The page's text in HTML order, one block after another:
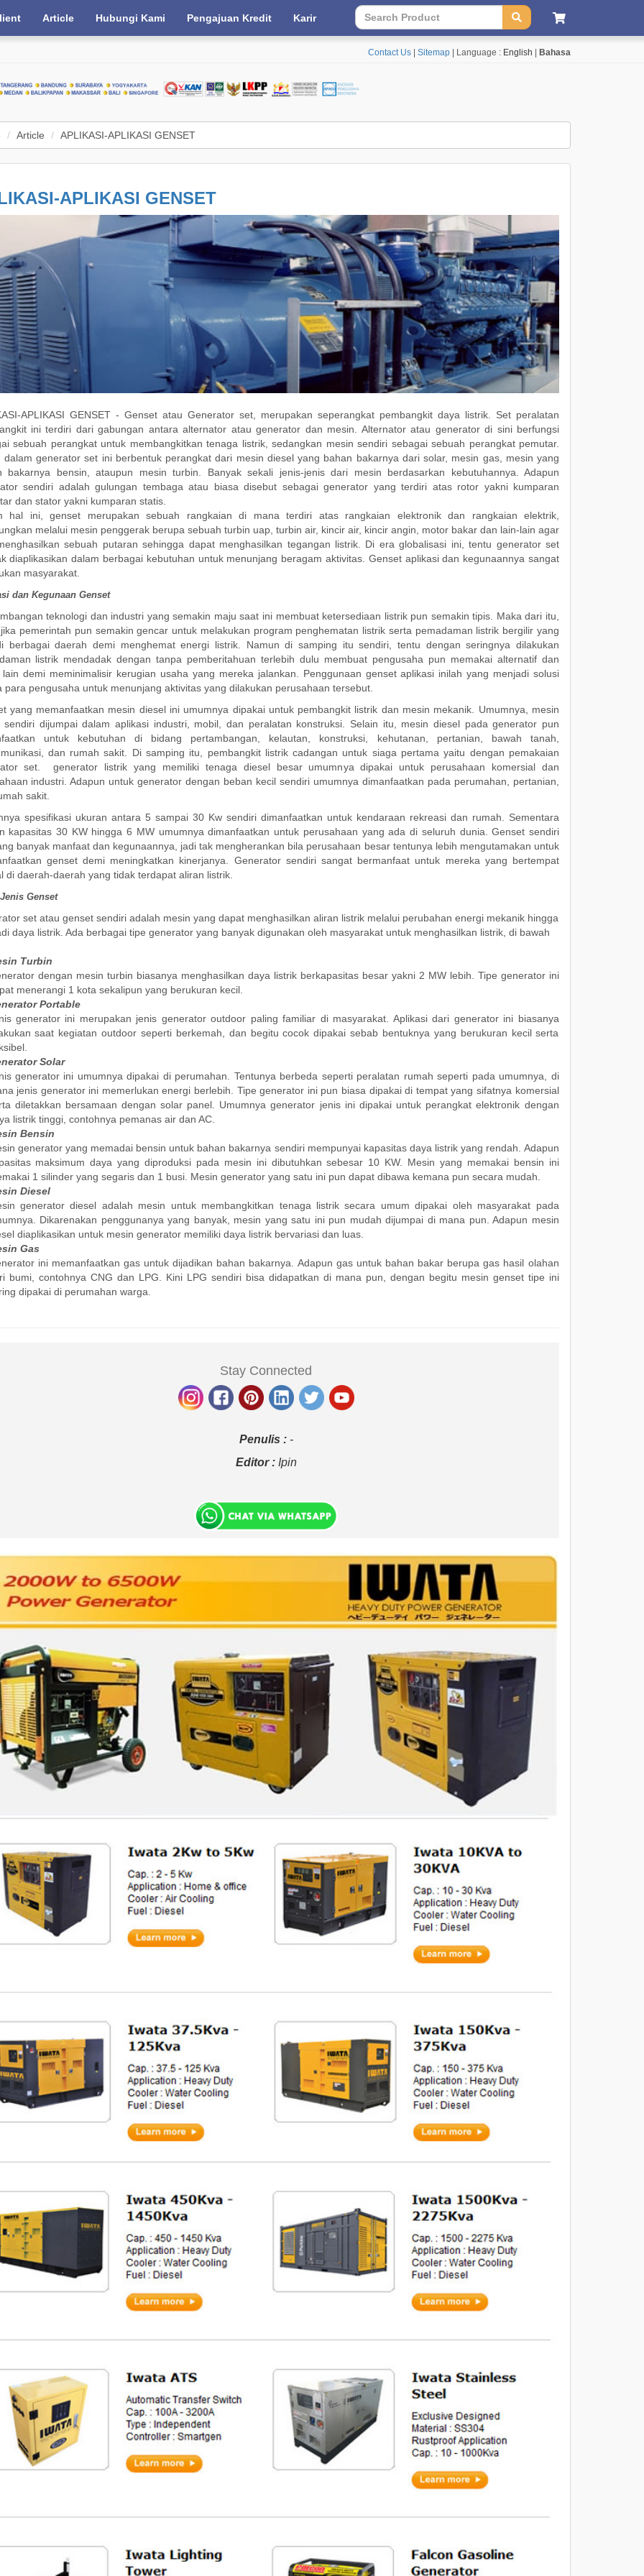
Contact Us Sitemap | Language : English Bahasa
Article Hubungi Kami Pengajuan Kredit Karir
Article APLIKASI-APLIKASI GENSET
APLIKASI GENSET
APLIKASI GENSET - Genset atau Generator set, merupakan seperangkat pembangkit daya listrik. Set peralatan
ini terdiri dari gabungan antara alternator atau generator dan mesin. Alternator atau generator di sini berfungsi
sebuah perangkat untuk membangkitkan tenaga listrik, sedangkan mesin sendiri sebagai sebuah perangkat pemutar.
dalam generator set ini berbentuk perangkat dari mesin diesel yang bahan bakarnya dari solar, mesin gas, mesin yang
bakarnya bensin, ataupun mesin turbin. Banyak sekali jenis-jenis dari mesin berdasarkan kebutuhannya. Adapun
sendiri adalah gulungan tembaga atau biasa disebut sebagai generator yang terdiri atas rotor yakni kumparan
dan stator yakni kumparan statis.
hal ini, genset merupakan sebuah rangkaian di mana terdiri atas rangkaian elektronik dan rangkaian elektrik,
melalui mesin penggerak berupa sebuah turbin uap, turbin air, kincir air, kincir angin, motor bakar dan lain-lain agar
sebuah putaran sehingga dapat menghasilkan tegangan listrik. Di era globalisasi ini, tentu generator set
diaplikasikan dalam berbagai kebutuhan untuk menunjang beragam aktivitas. Genset aplikasi dan kegunaannya sangat
masyarakat.
dan Kegunaan Genset
teknologi dan industri yang semakin maju saat ini membuat ketersediaan listrik pun semakin tipis. Maka dari itu,
pemerintah pun semakin gencar untuk melakukan program penghematan listrik serta pemadaman listrik bergilir yang
berbagai daerah demi menghemat energi listrik. Namun di samping itu sendiri, tentu dengan seringnya dilakukan
listrik mendadak dengan tanpa pemberitahuan terlebih dulu membuat pengusaha pun memakai alternatif dan
lain demi meminimalisir kerugian usaha yang mereka jalankan. Penggunaan genset aplikasi inilah yang menjadi solusi
para pengusaha untuk menunjang aktivitas yang dilakukan perusahaan tersebut.
yang memanfaatkan mesin diesel ini umumnya dipakai untuk pembangkit listrik dan mesin mekanik. Umumnya, mesin
sendiri dijumpai dalam aplikasi industri, mobil, dan peralatan konstruksi. Selain itu, mesin diesel pada generator pun
untuk kebutuhan di bidang pertambangan, kelautan, konstruksi, kehutanan, pertanian, bawah tanah,
dan rumah sakit. Di samping itu, pembangkit listrik cadangan untuk siaga pertama yaitu dengan pemakaian
set. generator listrik yang memiliki tenaga diesel besar umumnya dipakai untuk perusahaan komersial dan
industri. Adapun untuk generator dengan beban kecil sendiri umumnya dimanfaatkan pada perumahan, pertanian,
sakit.
spesifikasi ukuran antara 5 sampai 30 Kw sendiri dimanfaatkan untuk kendaraan rekreasi dan rumah. Sementara
kapasitas 30 KW hingga 6 MW umumnya dimanfaatkan untuk perusahaan yang ada di seluruh dunia. Genset sendiri
banyak manfaat dan kegunaannya, jadi tak mengherankan bila perusahaan besar tentunya lebih mengutamakan untuk
genset demi meningkatkan kinerjanya. Generator sendiri sangat bermanfaat untuk mereka yang bertempat
di daerah-daerah yang tidak terdapat aliran listrik.
Genset
set atau genset sendiri adalah mesin yang dapat menghasilkan aliran listrik melalui perubahan energi mekanik hingga
daya listrik. Ada berbagai tipe generator yang banyak digunakan oleh masyarakat untuk menghasilkan listrik, di bawah
Turbin
dengan mesin turbin biasanya menghasilkan daya listrik berkapasitas besar yakni 2 MW lebih. Tipe generator ini
menerangi 1 kota sekalipun yang berukuran kecil.
Portable
generator ini merupakan jenis generator outdoor paling familiar di masyarakat. Aplikasi dari generator ini biasanya
saat kegiatan outdoor seperti berkemah, dan begitu cocok dipakai sebab bentuknya yang berukuran kecil serta
Solar
generator ini umumnya dipakai di perumahan. Tentunya berbeda seperti peralatan rumah seperti pada umumnya, di
jenis generator ini memerlukan energi berlebih. Tipe generator ini pun biasa dipakai di tempat yang sifatnya komersial
diletakkan bersamaan dengan solar panel. Umumnya generator jenis ini dipakai untuk perangkat elektronik dengan
listrik tinggi, contohnya pemanas air dan AC.
Bensin
generator yang memadai bensin untuk bahan bakarnya sendiri mempunyai kapasitas daya listrik yang rendah. Adapun
maksimum daya yang diproduksi pada mesin ini dibutuhkan sebesar 10 KW. Mesin yang memakai bensin ini
1 silinder yang segaris dan 1 busi. Mesin generator yang satu ini pun dapat dibawa kemana pun secara mudah.
Diesel
generator diesel adalah mesin untuk membangkitkan tenaga listrik secara umum dipakai oleh masyarakat pada
Dikarenakan penggunanya yang banyak, mesin yang satu ini pun mudah dijumpai di mana pun. Adapun mesin
diaplikasikan untuk mesin generator memiliki daya listrik bervariasi dan luas.
Gas
ini memanfaatkan gas untuk dijadikan bahan bakarnya. Adapun gas untuk bahan bakar berupa gas hasil olahan
bumi, contohnya CNG dan LPG. Kini LPG sendiri bisa didapatkan di mana pun, dengan begitu mesin genset tipe ini
dipakai di perumahan warga.
Stay Connected
Penulis :-
Editor :Ipin